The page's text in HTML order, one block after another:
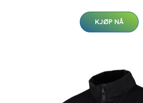
KJØP NÅ